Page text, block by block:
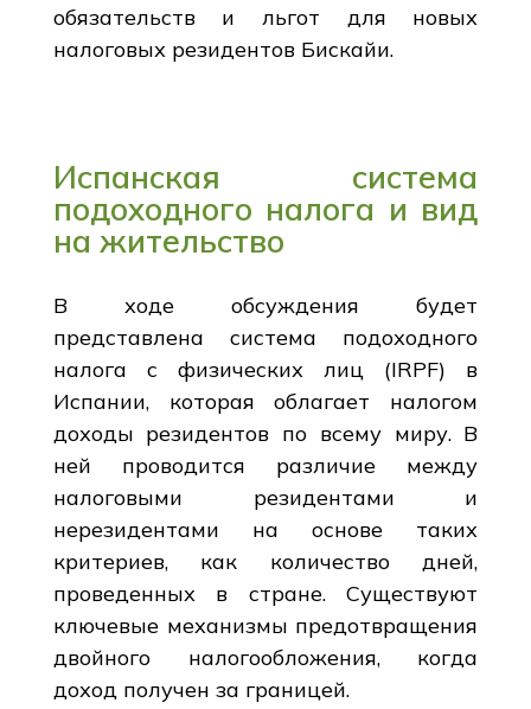
обязательств и льгот для новых
налоговых резидентов Бискайи.
Испанская система
подоходного налога и вид
на жительство
В ходе обсуждения будет
представлена система подоходного
налога с физических лиц (IRPF) в
Испании, которая облагает налогом
доходы резидентов по всему миру. В
ней проводится различие между
налоговыми резидентами и
нерезидентами на основе таких
критериев, как количество дней,
проведенных в стране. Существуют
ключевые механизмы предотвращения
двойного налогообложения, когда
доход получен за границей.